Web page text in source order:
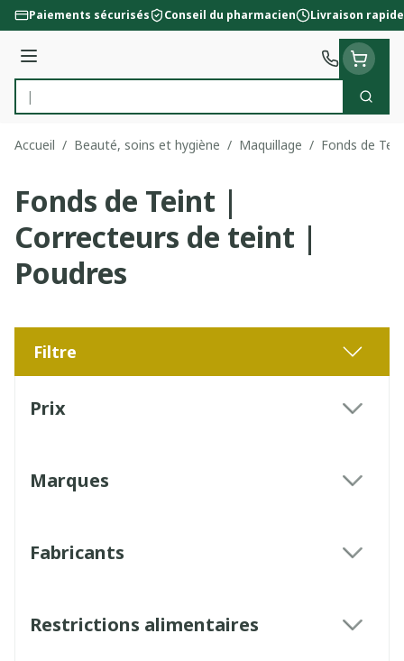
Aller au contenu
Paiements sécurisés Conseil du pharmacien Livraison rapide
Menu
Rechercher
Accueil / Beauté, soins et hygiène / Maquillage / Fonds de
Fonds de Teint |
Correcteurs de teint |
Poudres
Filtre
Prix
Marques
Fabricants
Restrictions alimentaires